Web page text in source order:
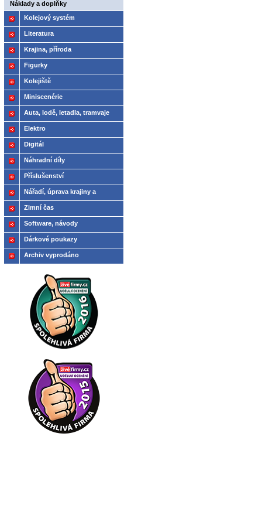
Náklady a doplňky
Kolejový systém
Literatura
Krajina, příroda
Figurky
Kolejiště
Miniscenérie
Auta, lodě, letadla, tramvaje
Elektro
Digitál
Náhradní díly
Příslušenství
Nářadí, úprava krajiny a
modelů
Zimní čas
Software, návody
Dárkové poukazy
Archiv vyprodáno